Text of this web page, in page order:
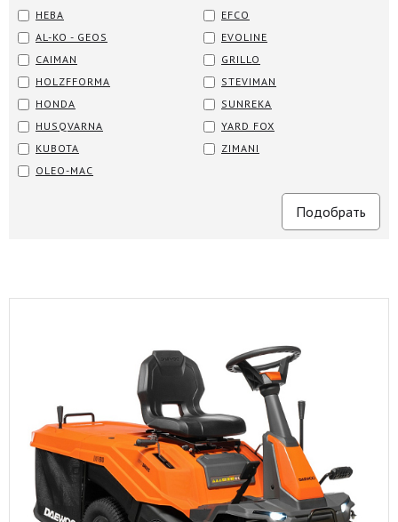
НЕВА
AL-KO - GEOS
CAIMAN
EFCO
EVOLINE
GRILLO
HOLZFFORMA
HONDA
HUSQVARNA
KUBOTA
OLEO-MAC
STEVIMAN
SUNREKA
YARD FOX
ZIMANI